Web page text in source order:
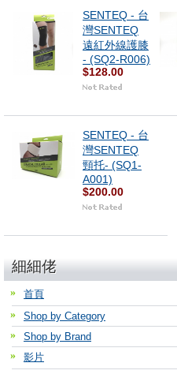
SENTEQ - 台
灣SENTEQ
遠紅外線護膝
- (SQ2-R006)
$128.00
SENTEQ - 台
灣SENTEQ
頸托- (SQ1-
A001)
$200.00
細細佬
首頁
Shop by Category
Shop by Brand
影片